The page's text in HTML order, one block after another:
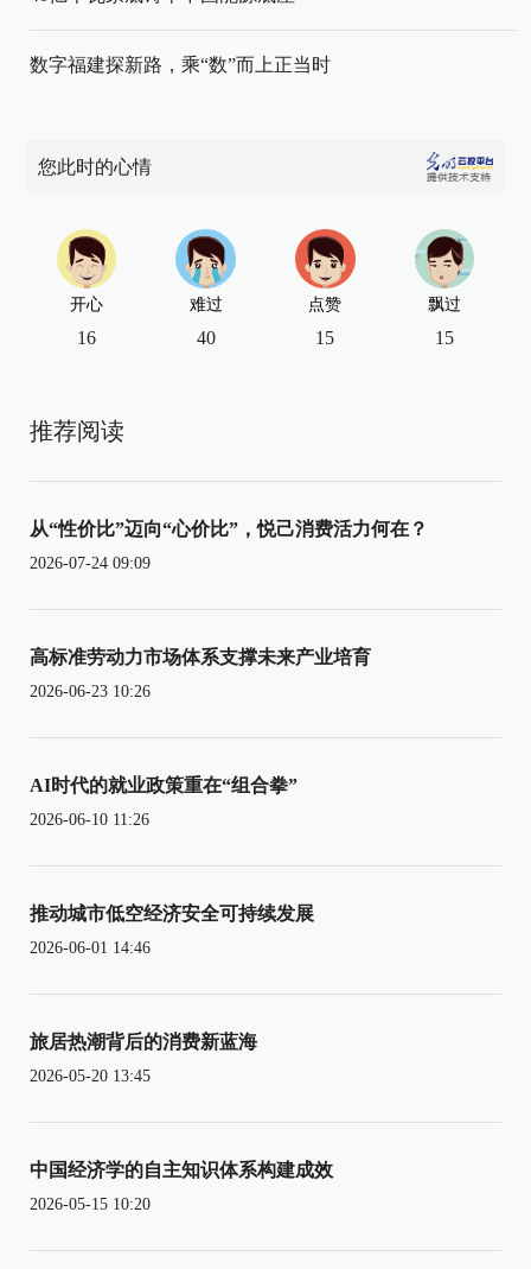
数字福建探新路，乘“数”而上正当时
您此时的心情
开心
16
难过
40
点赞
15
飘过
15
推荐阅读
从“性价比”迈向“心价比”，悦己消费活力何在？
2026-07-24 09:09
高标准劳动力市场体系支撑未来产业培育
2026-06-23 10:26
AI时代的就业政策重在“组合拳”
2026-06-10 11:26
推动城市低空经济安全可持续发展
2026-06-01 14:46
旅居热潮背后的消费新蓝海
2026-05-20 13:45
中国经济学的自主知识体系构建成效
2026-05-15 10:20